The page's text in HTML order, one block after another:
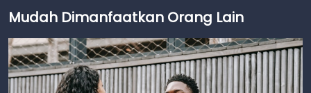
Mudah Dimanfaatkan Orang Lain